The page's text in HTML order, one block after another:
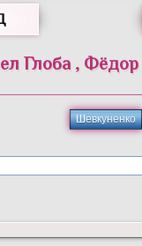
Глоба , Фёдор
Шевкуненко